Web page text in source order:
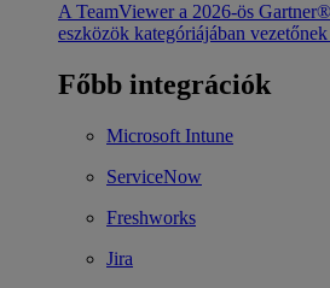
A TeamViewer a 2026-ös
eszközök kategóriájában
Főbb integrációk
Microsoft Intune
ServiceNow
Freshworks
Jira